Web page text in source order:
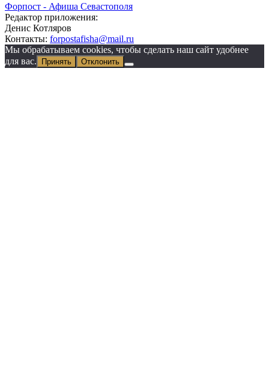
Форпост - Афиша Севастополя
Редактор приложения:
Денис Котляров
Контакты: forpostafisha@mail.ru
Мы обрабатываем cookies, чтобы сделать наш сайт удобнее
для вас.
Принять Отклонить